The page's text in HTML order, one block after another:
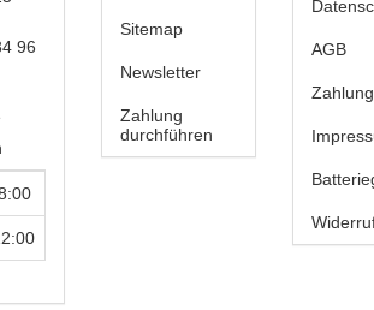
96
Sitemap
Newsletter
Zahlung
durchführen
AGB